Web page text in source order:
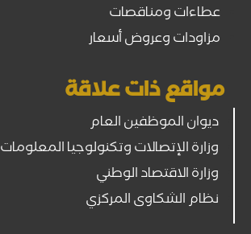
عطاءات ومناقصات
مزاودات وعروض أسعار
مواقع ذات علاقة
ديوان الموظفين العام
وزارة الإتصالات وتكنولوجيا المعلومات
وزارة الاقتصاد الوطني
نظام الشكاوى المركزي